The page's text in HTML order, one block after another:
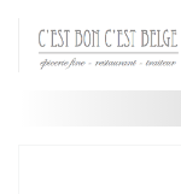
Personnalisation de